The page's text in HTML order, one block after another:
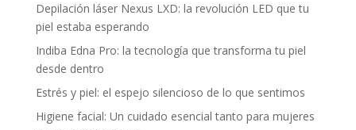
Depilación láser Nexus LXD: la revolución LED que tu
piel estaba esperando
Indiba Edna Pro: la tecnología que transforma tu piel
desde dentro
Estrés y piel: el espejo silencioso de lo que sentimos
Higiene facial: Un cuidado esencial tanto para mujeres